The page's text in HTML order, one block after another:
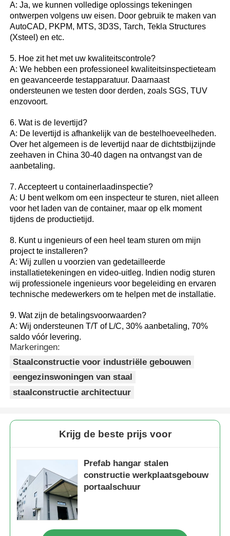
A: Ja, we kunnen volledige oplossings tekeningen
ontwerpen volgens uw eisen. Door gebruik te maken van
AutoCAD, PKPM, MTS, 3D3S, Tarch, Tekla Structures
(Xsteel) en etc.
5. Hoe zit het met uw kwaliteitscontrole?
A: We hebben een professioneel kwaliteitsinspectieteam
en geavanceerde testapparatuur. Daarnaast
ondersteunen we testen door derden, zoals SGS, TUV
enzovoort.
6. Wat is de levertijd?
A: De levertijd is afhankelijk van de bestelhoeveelheden.
Over het algemeen is de levertijd naar de dichtstbijzijnde
zeehaven in China 30-40 dagen na ontvangst van de
aanbetaling.
7. Accepteert u containerlaadinspectie?
A: U bent welkom om een inspecteur te sturen, niet alleen
voor het laden van de container, maar op elk moment
tijdens de productietijd.
8. Kunt u ingenieurs of een heel team sturen om mijn
project te installeren?
A: Wij zullen u voorzien van gedetailleerde
installatietekeningen en video-uitleg. Indien nodig sturen
wij professionele ingenieurs voor begeleiding en ervaren
technische medewerkers om te helpen met de installatie.
9. Wat zijn de betalingsvoorwaarden?
A: Wij ondersteunen T/T of L/C, 30% aanbetaling, 70%
saldo vóór levering.
Markeringen:
Staalconstructie voor industriële gebouwen
eengezinswoningen van staal
staalconstructie architectuur
Krijg de beste prijs voor
Prefab hangar stalen
constructie werkplaatsgebouw
portaalschuur